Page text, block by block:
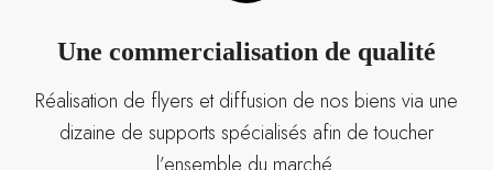
Une commercialisation de qualité
Réalisation de flyers et diffusion de nos biens via une
dizaine de supports spécialisés afin de toucher